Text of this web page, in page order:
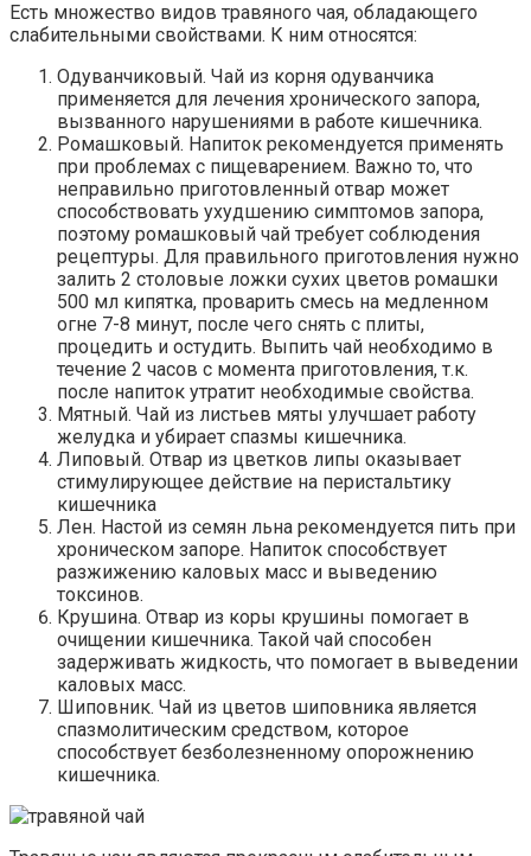
Есть множество видов травяного чая, обладающего
слабительными свойствами. К ним относятся:
Одуванчиковый. Чай из корня одуванчика
применяется для лечения хронического запора,
вызванного нарушениями в работе кишечника.
Ромашковый. Напиток рекомендуется применять
при проблемах с пищеварением. Важно то, что
неправильно приготовленный отвар может
способствовать ухудшению симптомов запора,
поэтому ромашковый чай требует соблюдения
рецептуры. Для правильного приготовления нужно
залить 2 столовые ложки сухих цветов ромашки
500 мл кипятка, проварить смесь на медленном
огне 7-8 минут, после чего снять с плиты,
процедить и остудить. Выпить чай необходимо в
течение 2 часов с момента приготовления, т.к.
после напиток утратит необходимые свойства.
Мятный. Чай из листьев мяты улучшает работу
желудка и убирает спазмы кишечника.
Липовый. Отвар из цветков липы оказывает
стимулирующее действие на перистальтику
кишечника
Лен. Настой из семян льна рекомендуется пить при
хроническом запоре. Напиток способствует
разжижению каловых масс и выведению
токсинов.
Крушина. Отвар из коры крушины помогает в
очищении кишечника. Такой чай способен
задерживать жидкость, что помогает в выведении
каловых масс.
Шиповник. Чай из цветов шиповника является
спазмолитическим средством, которое
способствует безболезненному опорожнению
кишечника.